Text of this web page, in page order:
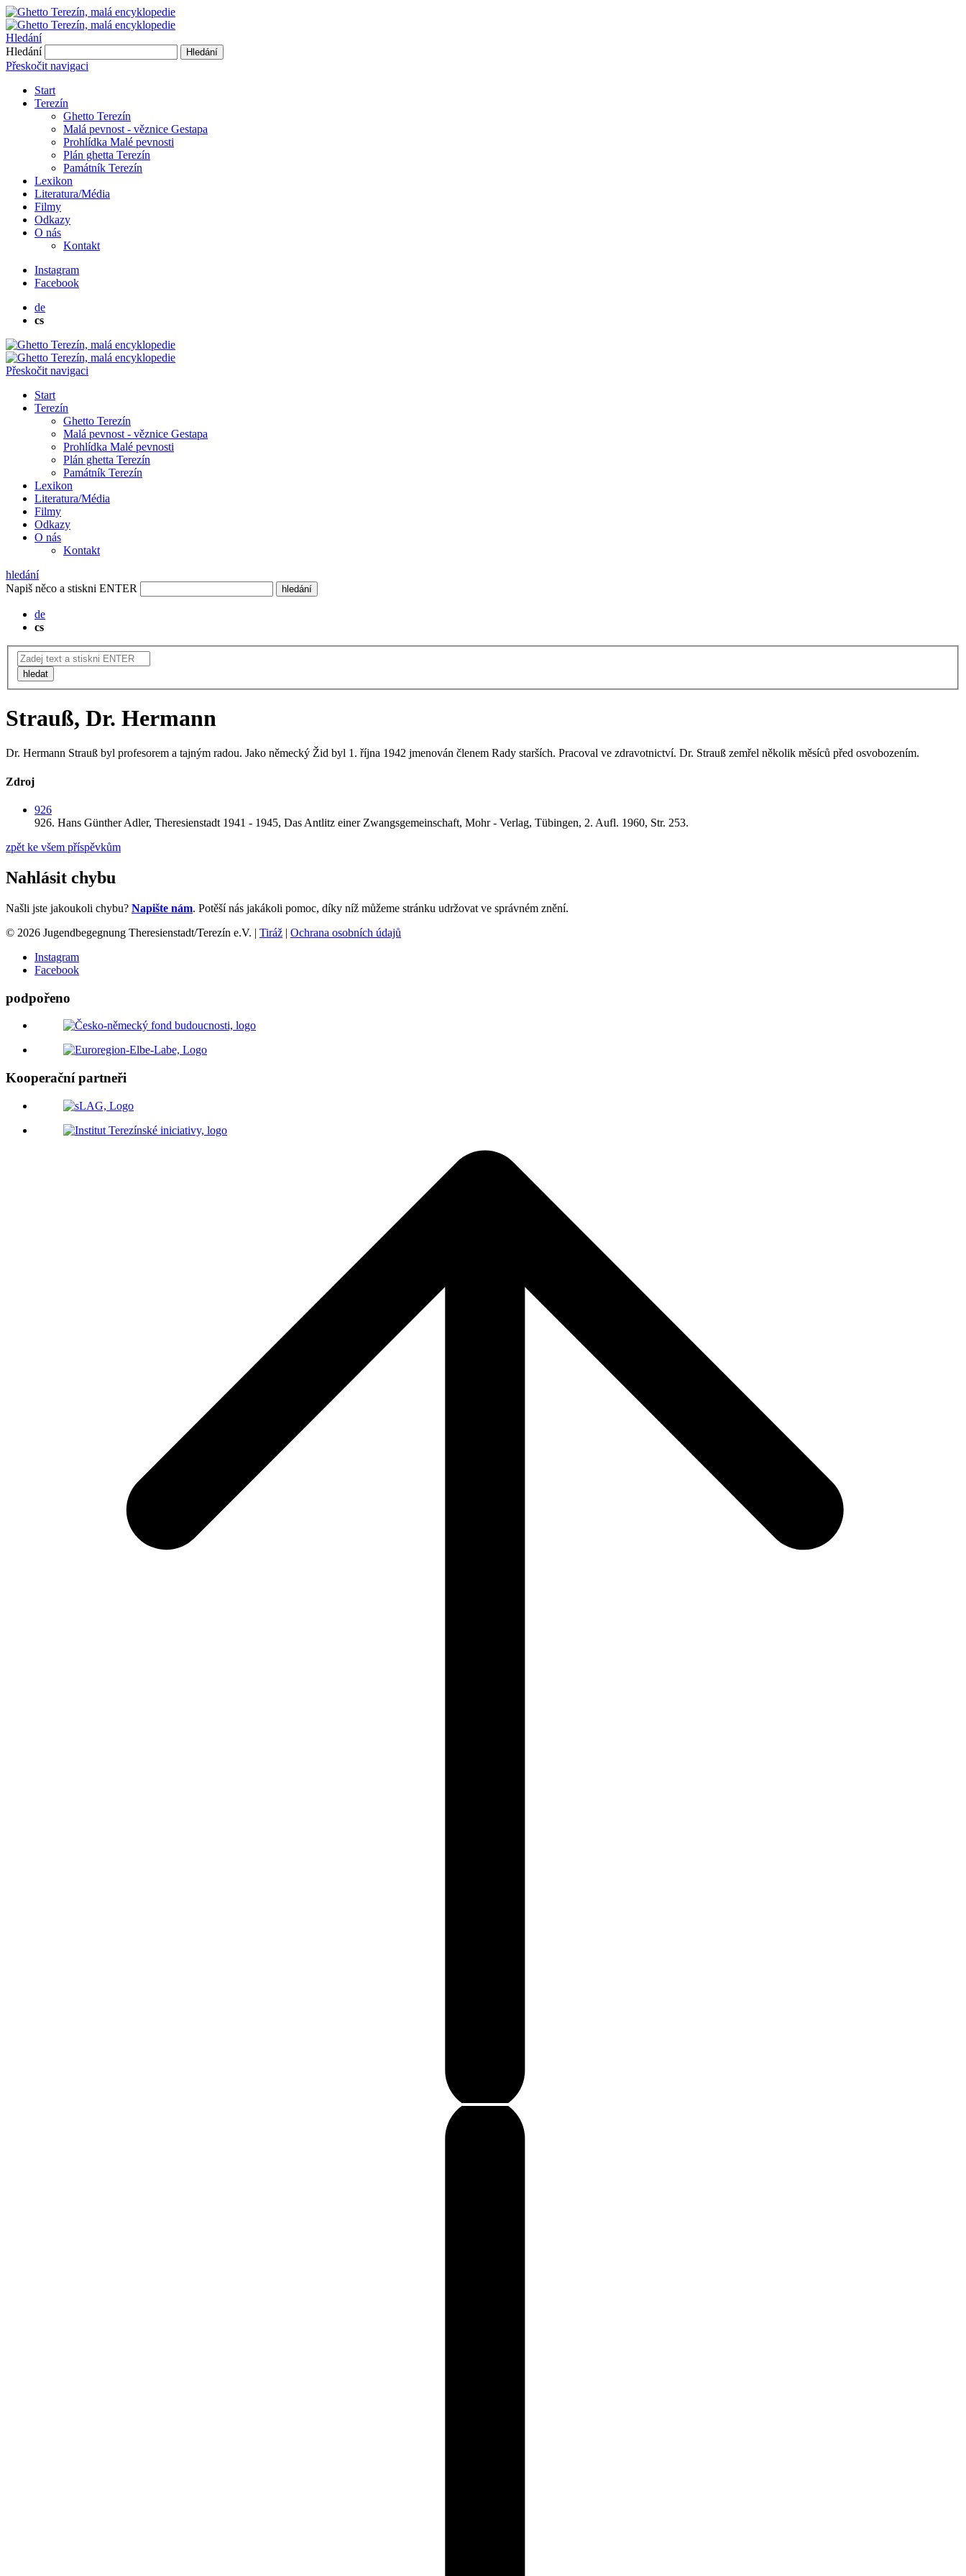
Hledání
Hledání
Hledání
Přeskočit navigaci
Start
Terezín
Ghetto Terezín
Malá pevnost - věznice Gestapa
Prohlídka Malé pevnosti
Plán ghetta Terezín
Památník Terezín
Lexikon
Literatura/Média
Filmy
Odkazy
O nás
Kontakt
Instagram
Facebook
de
cs
Přeskočit navigaci
Start
Terezín
Ghetto Terezín
Malá pevnost - věznice Gestapa
Prohlídka Malé pevnosti
Plán ghetta Terezín
Památník Terezín
Lexikon
Literatura/Média
Filmy
Odkazy
O nás
Kontakt
hledání
Napiš něco a stiskni ENTER
hledání
de
cs
hledat
Strauß, Dr. Hermann
Dr. Hermann Strauß byl profesorem a tajným radou. Jako německý Žid byl 1. října 1942 jmenován členem Rady starších. Pracoval ve zdravotnictví. Dr. Strauß zemřel několik měsíců před osvobozením.
Zdroj
926
926. Hans Günther Adler, Theresienstadt 1941 - 1945, Das Antlitz einer Zwangsgemeinschaft, Mohr - Verlag, Tübingen, 2. Aufl. 1960, Str. 253.
zpět ke všem příspěvkům
Nahlásit chybu
Našli jste jakoukoli chybu? Napište nám. Potěší nás jakákoli pomoc, díky níž můžeme stránku udržovat ve správném znění.
© 2026 Jugendbegegnung Theresienstadt/Terezín e.V. | Tiráž | Ochrana osobních údajů
Instagram
Facebook
podpořeno
Kooperační partneři